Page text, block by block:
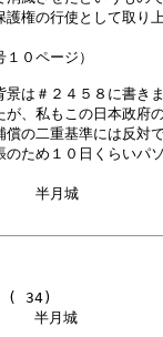
護権の行使として取り
０ページ）
は＃２４５８に書き
が、私もこの日本政府
償の二重基準には反対
ため１０日くらいパ
( 34)
　半月城